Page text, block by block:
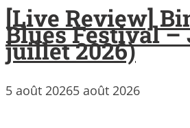
[Live Review]
Blues Festival –
juillet 2026)
5 août 20265 août 2026